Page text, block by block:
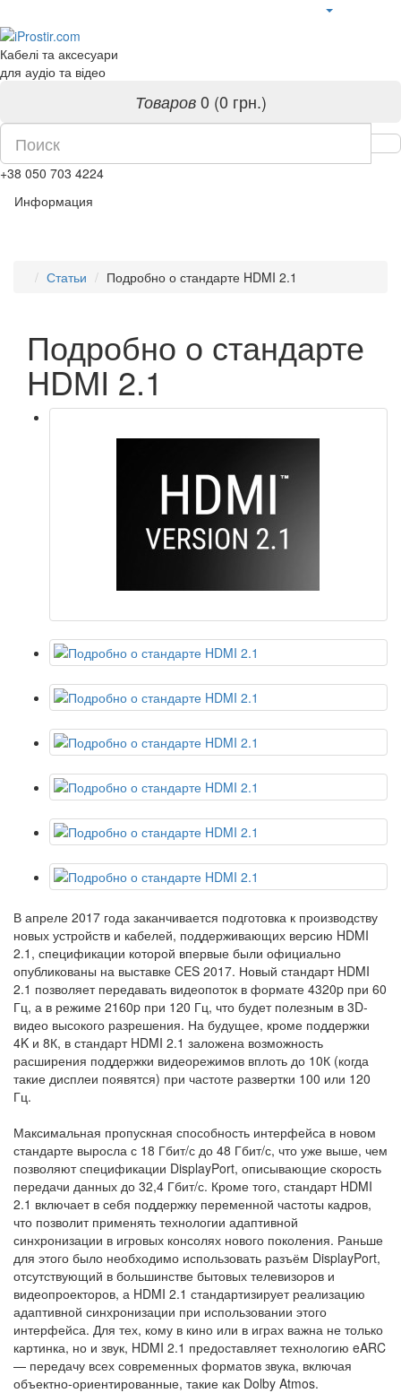
Кабелі та аксесуари
для аудіо та відео
Товаров0 (0 грн.)
+38 050 703 4224
Информация
Статьи Подробно о стандарте HDMI 2.1
Подробно о стандарте
HDMI 2.1
В апреле 2017 года заканчивается подготовка к производству
новых устройств и кабелей, поддерживающих версию HDMI
2.1, спецификации которой впервые были официально
опубликованы на выставке CES 2017. Новый стандарт HDMI
2.1 позволяет передавать видеопоток в формате 4320p при 60
Гц, а в режиме 2160p при 120 Гц, что будет полезным в 3D-
видео высокого разрешения. На будущее, кроме поддержки
4K и 8К, в стандарт HDMI 2.1 заложена возможность
расширения поддержки видеорежимов вплоть до 10К (когда
такие дисплеи появятся) при частоте развертки 100 или 120
Гц.
Максимальная пропускная способность интерфейса в новом
стандарте выросла с 18 Гбит/с до 48 Гбит/с, что уже выше, чем
позволяют спецификации DisplayPort, описывающие скорость
передачи данных до 32,4 Гбит/с. Кроме того, стандарт HDMI
2.1 включает в себя поддержку переменной частоты кадров,
что позволит применять технологии адаптивной
синхронизации в игровых консолях нового поколения. Раньше
для этого было необходимо использовать разъём DisplayPort,
отсутствующий в большинстве бытовых телевизоров и
видеопроекторов, а HDMI 2.1 стандартизирует реализацию
адаптивной синхронизации при использовании этого
интерфейса. Для тех, кому в кино или в играх важна не только
картинка, но и звук, HDMI 2.1 предоставляет технологию eARC
— передачу всех современных форматов звука, включая
объектно-ориентированные, такие как Dolby Atmos.